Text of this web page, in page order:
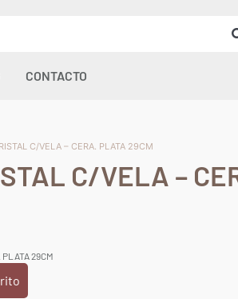
CONTACTO
C/VELA – CERA. PLATA 29CM
C/VELA –
PLATA 29CM